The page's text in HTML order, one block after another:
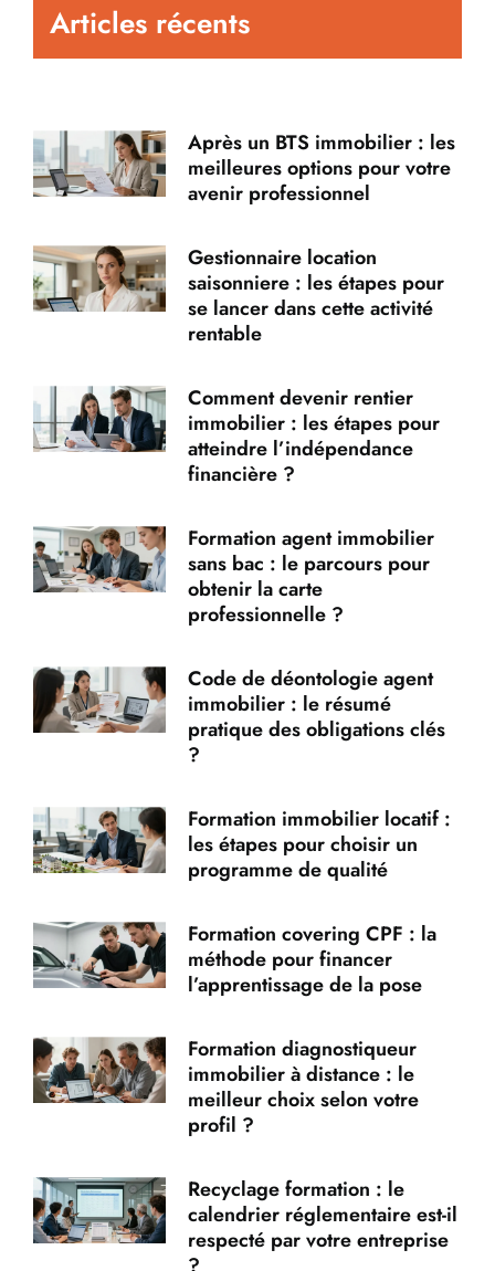
Articles récents
Après un BTS immobilier : les
meilleures options pour votre
avenir professionnel
Gestionnaire location
saisonniere : les étapes pour
se lancer dans cette activité
rentable
Comment devenir rentier
immobilier : les étapes pour
atteindre l’indépendance
financière ?
Formation agent immobilier
sans bac : le parcours pour
obtenir la carte
professionnelle ?
Code de déontologie agent
immobilier : le résumé
pratique des obligations clés
?
Formation immobilier locatif :
les étapes pour choisir un
programme de qualité
Formation covering CPF : la
méthode pour financer
l’apprentissage de la pose
Formation diagnostiqueur
immobilier à distance : le
meilleur choix selon votre
profil ?
Recyclage formation : le
calendrier réglementaire est-il
respecté par votre entreprise
?